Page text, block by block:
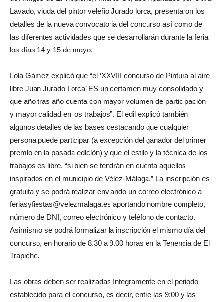
Lavado, viuda del pintor veleño Jurado lorca, presentaron los
detalles de la nueva convocatoria del concurso así como de
las diferentes actividades que se desarrollarán durante la feria
los días 14 y 15 de mayo.
Lola Gámez explicó que “el ‘XXVIII concurso de Pintura al aire
libre Juan Jurado Lorca’ ES un certamen muy consolidado y
que año tras año cuenta con mayor volumen de participación
y mayor calidad en los trabajos”. El edil explicó también
algunos detalles de las bases destacando que cualquier
persona puede participar (a excepción del ganador del primer
premio en la pasada edición) y que el estilo y la técnica de los
trabajos es libre, “si bien se tendrán en cuenta aquellos
inspirados en el municipio de Vélez-Málaga.” La inscripción es
gratuita y se podrá realizar enviando un correo electrónico a
feriasyfiestas@velezmalaga.es aportando nombre completo,
número de DNI, correo electrónico y teléfono de contacto.
Asimismo se podrá formalizar la inscripción el mismo día del
concurso, en horario de 8.30 a 9.00 horas en la Tenencia de El
Trapiche.
Las obras deben ser realizadas íntegramente en el periodo
establecido para el concurso, es decir, entre las 9:00 y las